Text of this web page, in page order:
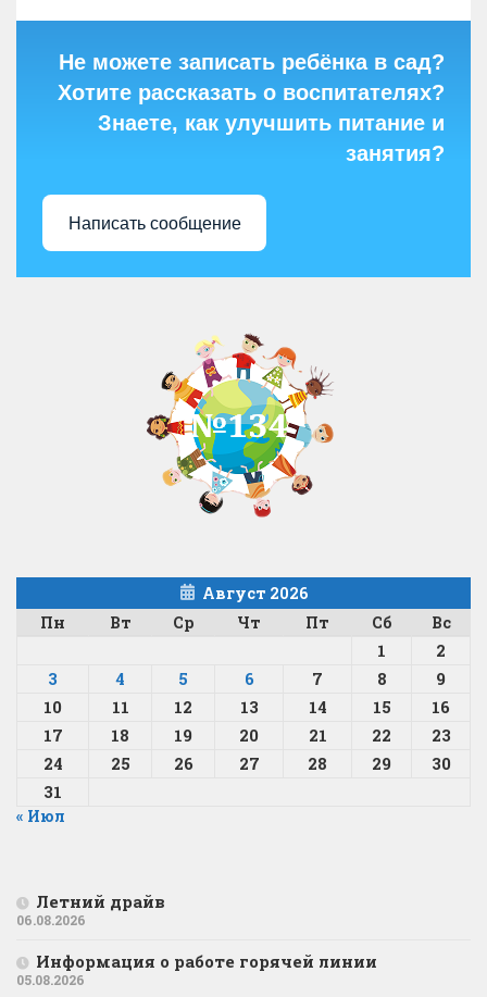
Не можете записать ребёнка в сад?
Хотите рассказать о воспитателях?
Знаете, как улучшить питание и
занятия?
Написать сообщение
Август 2026
Пн
Вт Ср Чт Пт Сб Вс
1
2
3
4 5 6 7 8
9
10
11 12 13 14 15
16
17
18 19 20 21 22
23
24
25 26 27 28 29
30
31
« Июл
Летний драйв
06.08.2026
Информация о работе горячей линии
05.08.2026